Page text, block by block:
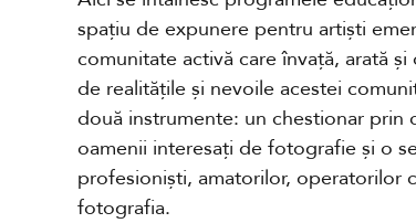
spațiu de expunere pentru artiști
comunitate activă care învață, arată
de realitățile și nevoile acestei
două instrumente: un chestionar prin
oamenii interesați de fotografie și o
profesioniști, amatorilor, operatorilor
fotografia.